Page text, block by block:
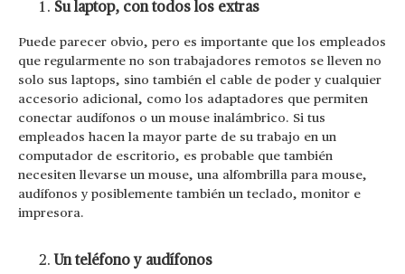
Su laptop, con todos los extras
Puede parecer obvio, pero es importante que los empleados
que regularmente no son trabajadores remotos se lleven no
solo sus laptops, sino también el cable de poder y cualquier
accesorio adicional, como los adaptadores que permiten
conectar audífonos o un mouse inalámbrico. Si tus
empleados hacen la mayor parte de su trabajo en un
computador de escritorio, es probable que también
necesiten llevarse un mouse, una alfombrilla para mouse,
audífonos y posiblemente también un teclado, monitor e
impresora.
Un teléfono y audífonos